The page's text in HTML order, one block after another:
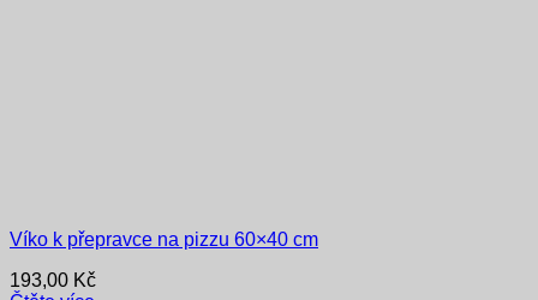
Víko k přepravce na pizzu 60×40 cm
193,00 Kč